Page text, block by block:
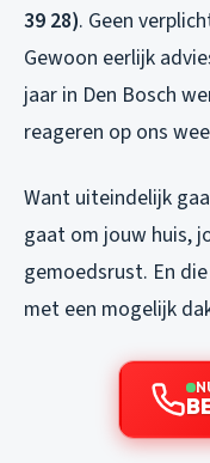
39 28). Geen
Gewoon eerlijk
jaar in Den Bosch
reageren op ons
Want uiteindelijk
gaat om jouw huis,
gemoedsrust. En
met een mogelijk